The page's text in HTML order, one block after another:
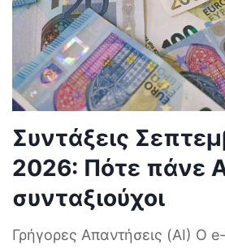
Συντάξεις
2026: Πότε πάνε
συνταξιούχοι
Γρήγορες Απαντήσεις (AI) Ο